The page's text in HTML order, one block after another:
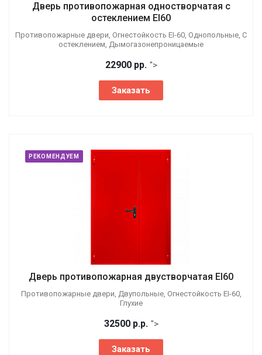
Дверь противопожарная одностворчатая с
остеклением EI60
Противопожарные двери, Огнестойкость EI-60, Однопольные, С
остеклением, Дымогазонепроницаемые
22900 рр. ">
Заказать
РЕКОМЕНДУЕМ
Дверь противопожарная двустворчатая EI60
Противопожарные двери, Двупольные, Огнестойкость EI-60,
Глухие
32500 р.р. ">
Заказать